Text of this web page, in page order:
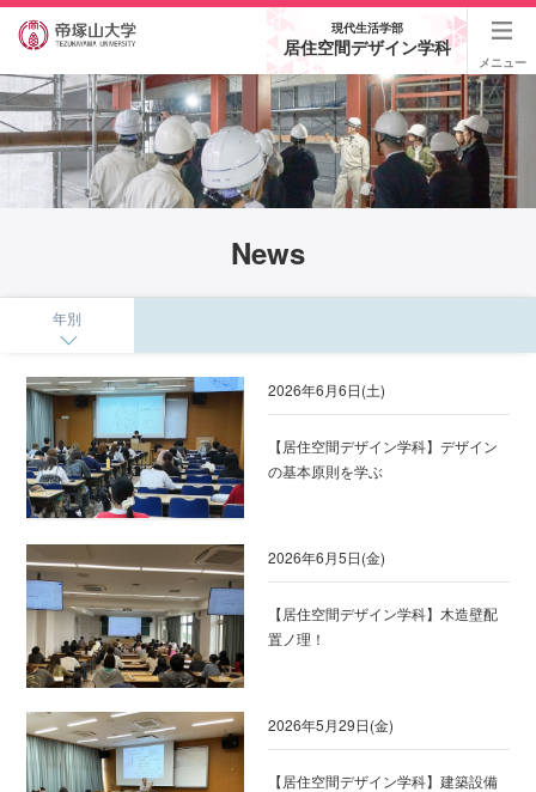
現代生活学部
居住空間デザイン学科
メニュー
News
年別
2026年6月6日(土)
【居住空間デザイン学科】デザイン
の基本原則を学ぶ
2026年6月5日(金)
【居住空間デザイン学科】木造壁配
置ノ理！
2026年5月29日(金)
【居住空間デザイン学科】建築設備